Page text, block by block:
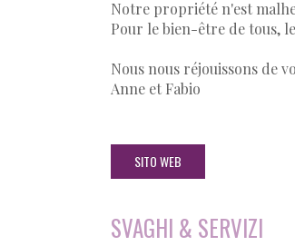
Notre propriété n'est
Pour le bien-être de tous,
Nous nous réjouissons de
Anne et Fabio
SITO WEB
SVAGHI & SERVIZI